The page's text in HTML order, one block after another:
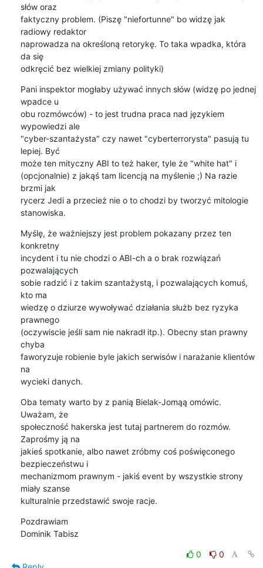
słów oraz
faktyczny problem. (Piszę "niefortunne" bo widzę jak
radiowy redaktor
naprowadza na określoną retorykę. To taka wpadka, która
da się
odkręcić bez wielkiej zmiany polityki)
Pani inspektor mogłaby używać innych słów (widzę po jednej
wpadce u
obu rozmówców) - to jest trudna praca nad językiem
wypowiedzi ale
"cyber-szantażysta" czy nawet "cyberterrorysta" pasują tu
lepiej. Być
może ten mityczny ABI to też haker, tyle że "white hat" i
(opcjonalnie) z jakąś tam licencją na myślenie ;) Na razie
brzmi jak
rycerz Jedi a przecież nie o to chodzi by tworzyć mitologie
stanowiska.
Myślę, że ważniejszy jest problem pokazany przez ten
konkretny
incydent i tu nie chodzi o ABI-ch a o brak rozwiązań
pozwalających
sobie radzić i z takim szantażystą, i pozwalających komuś,
kto ma
wiedzę o dziurze wywoływać działania służb bez ryzyka
prawnego
(oczywiscie jeśli sam nie nakradł itp.). Obecny stan prawny
chyba
faworyzuje robienie byle jakich serwisów i narażanie klientów
na
wycieki danych.
Oba tematy warto by z panią Bielak-Jomąą omówic.
Uważam, że
społeczność hakerska jest tutaj partnerem do rozmów.
Zaprośmy ją na
jakieś spotkanie, albo nawet zróbmy coś poświęconego
bezpieczeństwu i
mechanizmom prawnym - jakiś event by wszystkie strony
miały szanse
kulturalnie przedstawić swoje racje.
Pozdrawiam
Dominik Tabisz
0
0